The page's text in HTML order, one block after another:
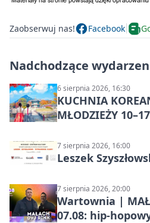
Zaobserwuj nas! Facebook
Nadchodzące
6 sierpnia 2026, 16:30
KUCHNIA
MŁODZIEŻY
7 sierpnia 2026, 16:00
Leszek
7 sierpnia 2026, 20:00
Wartownia |
07.08: hip-